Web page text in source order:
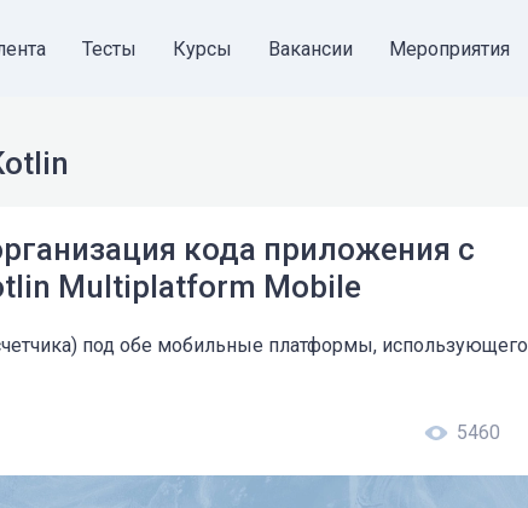
Тесты Курсы Вакансии Мероприятия
кода приложения с
Multiplatform Mobile
под обе мобильные платформы, использующего
5460